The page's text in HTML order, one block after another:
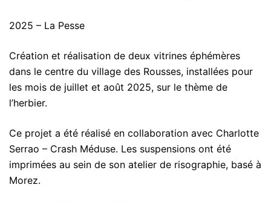
2025 – La Pesse
Création et réalisation de deux vitrines éphémères
dans le centre du village des Rousses, installées pour
les mois de juillet et août 2025, sur le thème de
l’herbier.
Ce projet a été réalisé en collaboration avec Charlotte
Serrao – Crash Méduse. Les suspensions ont été
imprimées au sein de son atelier de risographie, basé à
Morez.